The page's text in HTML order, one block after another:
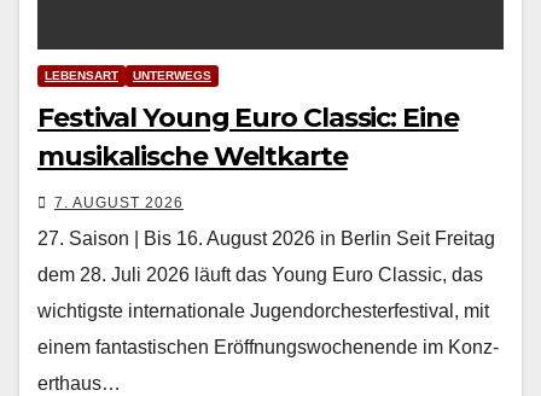
LEBENSART UNTERWEGS
Festival Young Euro Classic: Eine
musikalische Weltkarte
7. AUGUST 2026
27. Saison | Bis 16. August 2026 in Berlin Seit Fre­itag
dem 28. Juli 2026 läuft das Young Euro Clas­sic, das
wichtig­ste inter­na­tionale Ju­gendorchesterfestival, mit
einem fan­tastis­chen Eröff­nungswoch­enende im Konz­
erthaus…